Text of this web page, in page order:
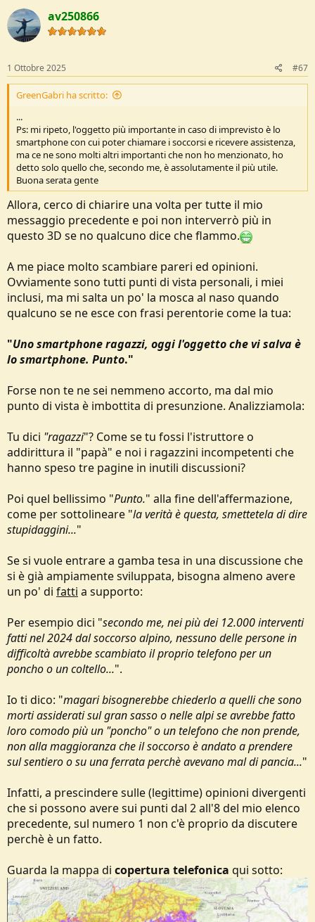
c
t
i
o
s
:
av250866
1 Ottobre 2025 #67
GreenGabri ha scritto:
...
Ps: mi ripeto, l'oggetto più importante in caso di imprevisto è lo
smartphone con cui poter chiamare i soccorsi e ricevere assistenza,
ma ce ne sono molti altri importanti che non ho menzionato, ho
detto solo quello che, secondo me, è assolutamente il più utile.
Buona serata gente
Allora, cerco di chiarire una volta per tutte il mio
messaggio precedente e poi non interverrò più in
questo 3D se no qualcuno dice che flammo.
A me piace molto scambiare pareri ed opinioni.
Ovviamente sono tutti punti di vista personali, i miei
inclusi, ma mi salta un po' la mosca al naso quando
qualcuno se ne esce con frasi perentorie come la tua:
"Uno smartphone ragazzi, oggi l'oggetto che vi salva è
lo smartphone. Punto."
Forse non te ne sei nemmeno accorto, ma dal mio
punto di vista è imbottita di presunzione. Analizziamola:
Tu dici "ragazzi"? Come se tu fossi l'istruttore o
addirittura il "papà" e noi i ragazzini incompetenti che
hanno speso tre pagine in inutili discussioni?
Poi quel bellissimo "Punto." alla fine dell'affermazione,
come per sottolineare "la verità è questa, smettetela di dire
stupidaggini..."
Se si vuole entrare a gamba tesa in una discussione che
si è già ampiamente sviluppata, bisogna almeno avere
un po' di fatti a supporto:
Per esempio dici "secondo me, nei più dei 12.000 interventi
fatti nel 2024 dal soccorso alpino, nessuno delle persone in
difficoltà avrebbe scambiato il proprio telefono per un
poncho o un coltello...".
Io ti dico: "magari bisognerebbe chiederlo a quelli che sono
morti assiderati sul gran sasso o nelle alpi se avrebbe fatto
loro comodo più un "poncho" o un telefono che non prende,
non alla maggioranza che il soccorso è andato a prendere
sul sentiero o su una ferrata perchè avevano mal di pancia..."
Infatti, a prescindere sulle (legittime) opinioni divergenti
che si possono avere sui punti dal 2 all'8 del mio elenco
precedente, sul numero 1 non c'è proprio da discutere
perchè è un fatto.
Guarda la mappa di copertura telefonica qui sotto: